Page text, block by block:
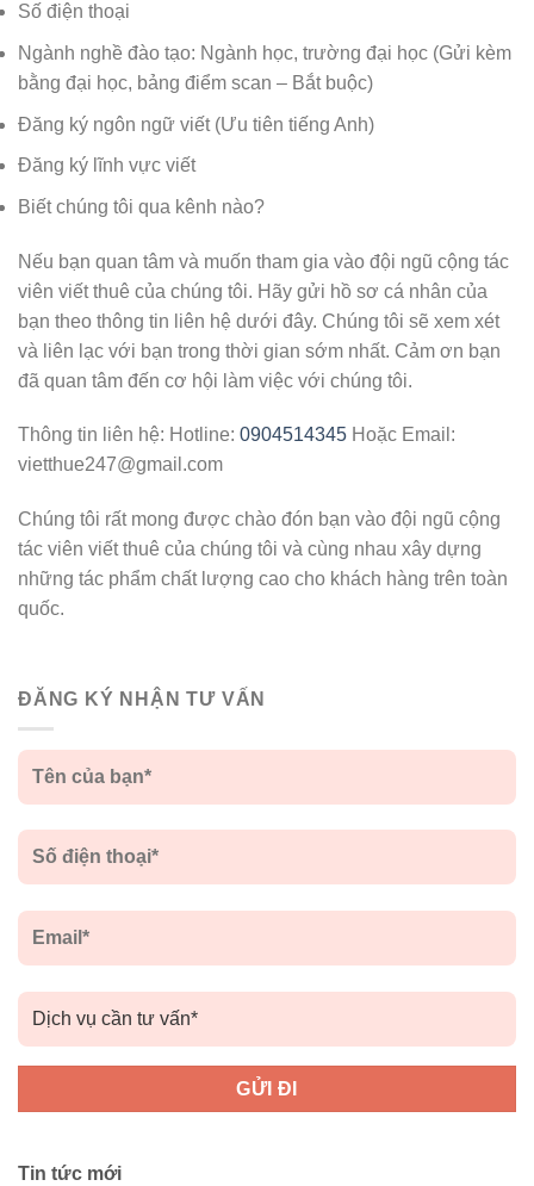
Số điện thoại
Ngành nghề đào tạo: Ngành học, trường đại học (Gửi kèm
bằng đại học, bảng điểm scan – Bắt buộc)
Đăng ký ngôn ngữ viết (Ưu tiên tiếng Anh)
Đăng ký lĩnh vực viết
Biết chúng tôi qua kênh nào?
Nếu bạn quan tâm và muốn tham gia vào đội ngũ cộng tác
viên viết thuê của chúng tôi. Hãy gửi hồ sơ cá nhân của
bạn theo thông tin liên hệ dưới đây. Chúng tôi sẽ xem xét
và liên lạc với bạn trong thời gian sớm nhất. Cảm ơn bạn
đã quan tâm đến cơ hội làm việc với chúng tôi.
Thông tin liên hệ: Hotline: 0904514345 Hoặc Email:
vietthue247@gmail.com
Chúng tôi rất mong được chào đón bạn vào đội ngũ cộng
tác viên viết thuê của chúng tôi và cùng nhau xây dựng
những tác phẩm chất lượng cao cho khách hàng trên toàn
quốc.
ĐĂNG KÝ NHẬN TƯ VẤN
Tin tức mới